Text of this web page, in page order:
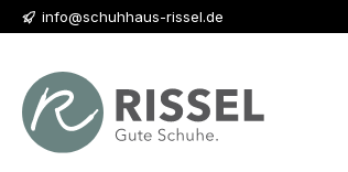
Hauptinhalt springen
Zur Suche springen
Zur Hauptnavigation springen
info@schuhhaus-rissel.de